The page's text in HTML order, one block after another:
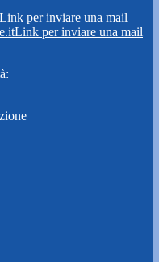
Link per inviare una mail
Link per inviare una mail